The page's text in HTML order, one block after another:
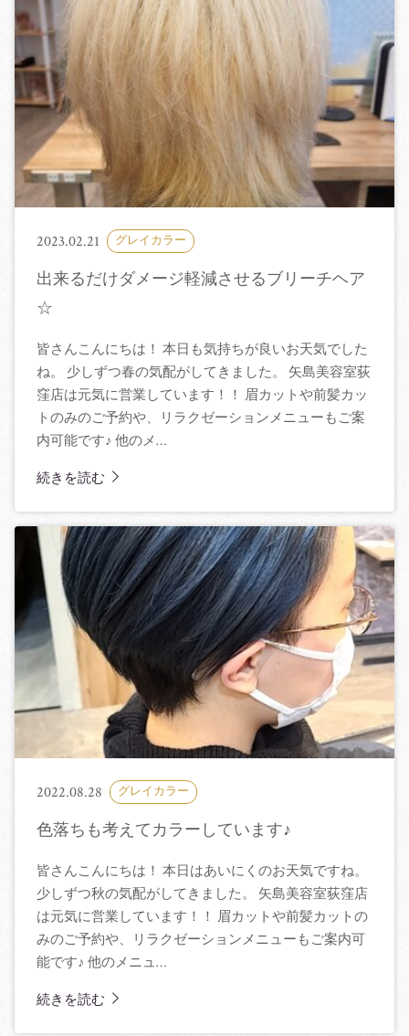
2023.02.21 グレイカラー
出来るだけダメージ軽減させるブリーチヘア
☆
皆さんこんにちは！ 本日も気持ちが良いお天気でした
ね。 少しずつ春の気配がしてきました。 矢島美容室荻
窪店は元気に営業しています！！ 眉カットや前髪カッ
トのみのご予約や、リラクゼーションメニューもご案
内可能です♪ 他のメ…
続きを読む
2022.08.28 グレイカラー
色落ちも考えてカラーしています♪
皆さんこんにちは！ 本日はあいにくのお天気ですね。
少しずつ秋の気配がしてきました。 矢島美容室荻窪店
は元気に営業しています！！ 眉カットや前髪カットの
みのご予約や、リラクゼーションメニューもご案内可
能です♪ 他のメニュ…
続きを読む